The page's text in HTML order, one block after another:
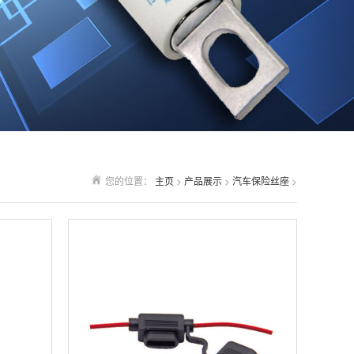
您的位置： 主页 > 产品展示 > 汽车保险丝座 >